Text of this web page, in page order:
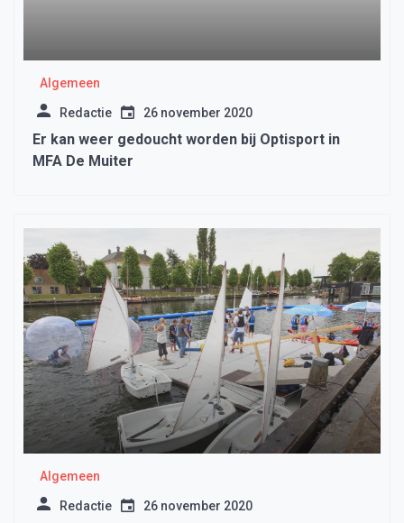
Algemeen
Redactie 26 november 2020
Er kan weer gedoucht worden bij Optisport in
MFA De Muiter
Algemeen
Redactie 26 november 2020